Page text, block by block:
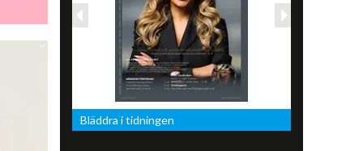
Bläddra i tidningen